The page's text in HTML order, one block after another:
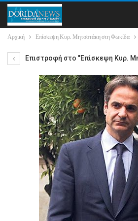
Αρχική Επίσκεψη Κυρ. Μητσοτάκη στη Φωκίδα
Επιστροφή στο "Επίσκεψη Κυρ.